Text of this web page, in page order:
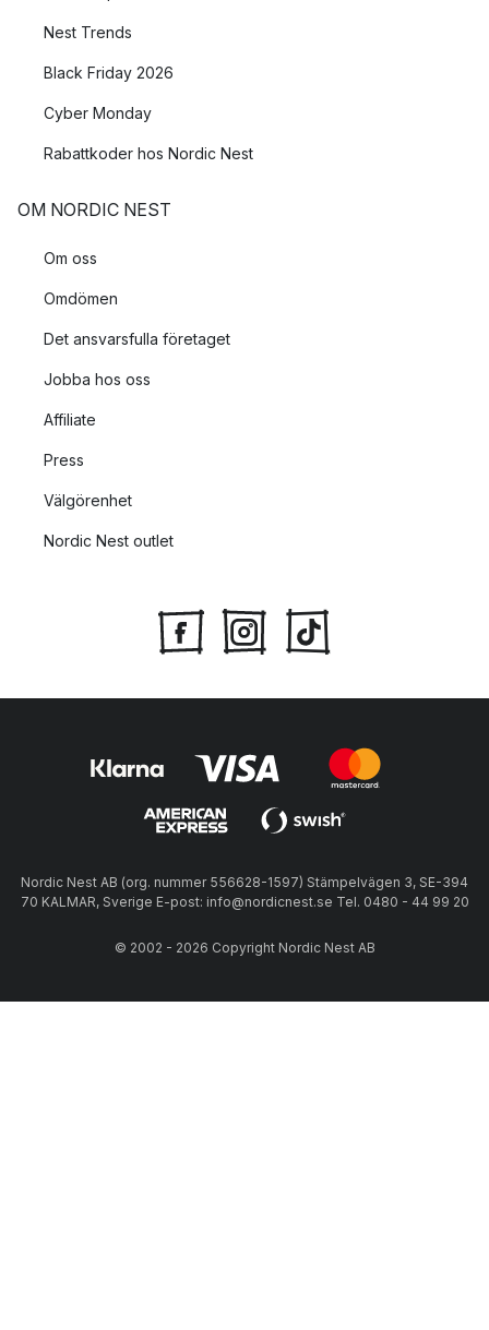
Nest Trends
Black Friday 2026
Cyber Monday
Rabattkoder hos Nordic Nest
OM NORDIC NEST
Om oss
Omdömen
Det ansvarsfulla företaget
Jobba hos oss
Affiliate
Press
Välgörenhet
Nordic Nest outlet
Nordic Nest AB (org. nummer 556628-1597) Stämpelvägen 3, SE-394
70 KALMAR, Sverige E-post: info@nordicnest.se Tel. 0480 - 44 99 20
© 2002 - 2026 Copyright Nordic Nest AB